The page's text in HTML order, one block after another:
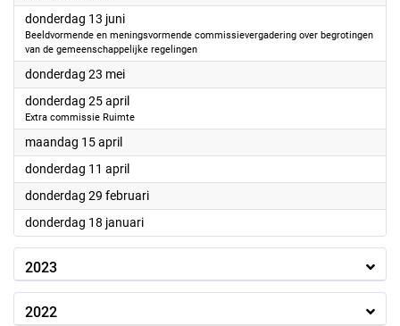
donderdag 13 juni2024
Beeldvormende en meningsvormende commissievergadering over begrotingen
van de gemeenschappelijke regelingen
donderdag 23 mei2024
donderdag 25 april2024
Extra commissie Ruimte
maandag 15 april2024
donderdag 11 april2024
donderdag 29 februari2024
donderdag 18 januari2024
2023
2022